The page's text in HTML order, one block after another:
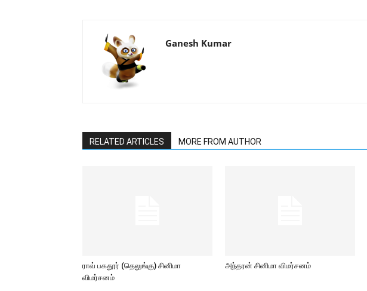
Ganesh Kumar
RELATED ARTICLES MORE FROM AUTHOR
ராவ் பகதூர் (தெலுங்கு) சினிமா
விமர்சனம்
அந்தரன் சினிமா விமர்சனம்